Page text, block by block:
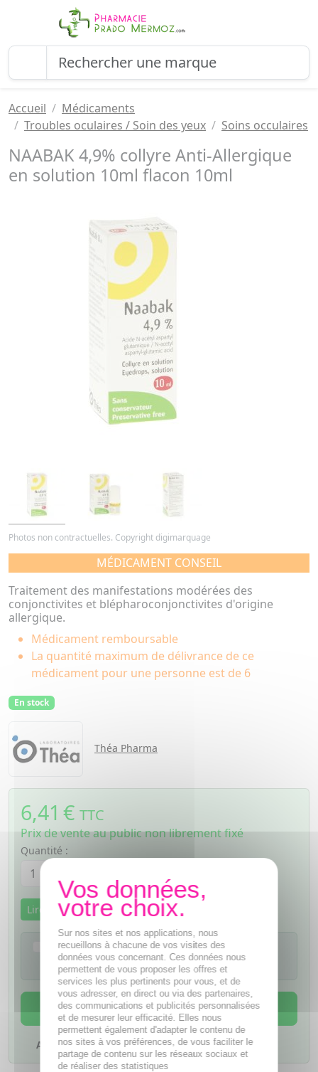
Accueil
Médicaments
Troubles oculaires / Soin des yeux
Soins occulaires
NAABAK 4,9% collyre Anti-Allergique
en solution 10ml flacon 10ml
Photos non contractuelles. Copyright digimarquage
MÉDICAMENT CONSEIL
Traitement des manifestations modérées des
conjonctivites et blépharoconjonctivites d'origine
allergique.
Médicament remboursable
La quantité maximum de délivrance de ce
médicament pour une personne est de 6
En stock
Théa Pharma
6,41 € TTC
Prix de vente au public non librement fixé
Quantité :
Lire la notice
Je confirme avoir lu la notice de ce
médicament
AJOUTER AU PANIER
Ajouter à mes favoris
Sur nos sites et nos applications, nous
recueillons à chacune de vos visites des
données vous concernant. Ces données nous
permettent de vous proposer les offres et
services les plus pertinents pour vous, et de
vous adresser, en direct ou via des partenaires,
des communications et publicités personnalisées
et de mesurer leur efficacité. Elles nous
permettent également d'adapter le contenu de
nos sites à vos préférences, de vous faciliter le
partage de contenu sur les réseaux sociaux et
de réaliser des statistiques